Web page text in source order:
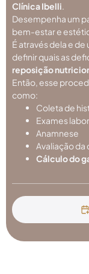
Clínica Ibelli.
Desempenha um
bem-estar e
É através dela e
definir quais as
reposição
Então, esse
como:
Coleta de
Exames
Anamnese
Avaliação
Cálculo do